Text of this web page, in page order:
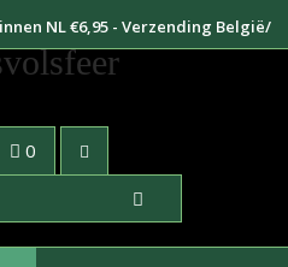
NL €6,95 - Verzending België/
€8,95
0